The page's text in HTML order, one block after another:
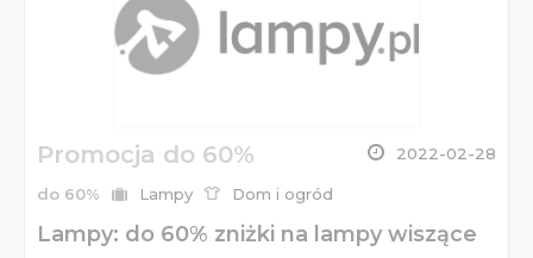
Promocja do 60% 2022-02-28
do 60% Lampy Dom i ogród
Lampy: do 60% zniżki na lampy wiszące